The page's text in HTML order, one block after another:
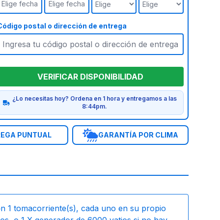
Elige fecha
Elige fecha
postal o dirección de entrega
VERIFICAR DISPONIBILIDAD
¿Lo necesitas hoy? Ordena en 1 hora y entregamos a las
8:44pm.
PUNTUAL GARANTÍA POR CLIMA
1 tomacorriente(s), cada uno en su propio